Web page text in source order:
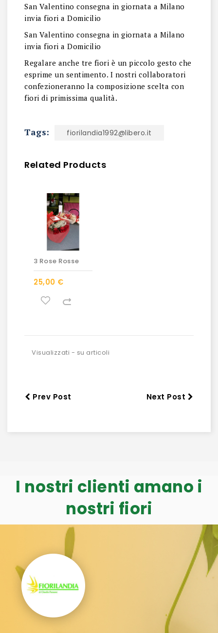
San Valentino consegna in giornata a Milano
invia fiori a Domicilio
San Valentino consegna in giornata a Milano
invia fiori a Domicilio
Regalare anche tre fiori è un piccolo gesto che
esprime un sentimento. I nostri collaboratori
confezioneranno la composizione scelta con
fiori di primissima qualità.
Tags: fiorilandia1992@libero.it
Related Products
3 Rose Rosse
25,00 €
Visualizzati - su articoli
Prev Post Next Post
I nostri clienti amano i
nostri fiori